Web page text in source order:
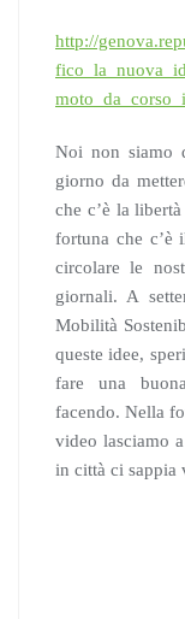
http://
Noi non siamo
giorno da
che c’è la
fortuna che c’è
circolare le
giornali. A
Mobilità
queste idee,
fare una
facendo. Nella
video lasciamo
in città ci sappia